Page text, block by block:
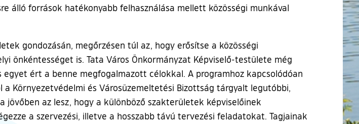
álló források hatékonyabb felhasználása mellett közösségi munkával
gondozásán, megőrzésen túl az, hogy erősítse a közösségi
önkéntességet is. Tata Város Önkormányzat Képviselő-testülete még
ért a benne megfogalmazott célokkal. A programhoz kapcsolódóan
Környezetvédelmi és Városüzemeltetési Bizottság tárgyalt legutóbbi,
az lesz, hogy a különböző szakterületek képviselőinek
a szervezési, illetve a hosszabb távú tervezési feladatokat. Tagjainak